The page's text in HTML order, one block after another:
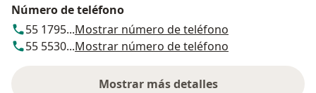
Número de teléfono
55 1795...Mostrar número de teléfono
55 5530...Mostrar número de teléfono
Mostrar más detalles